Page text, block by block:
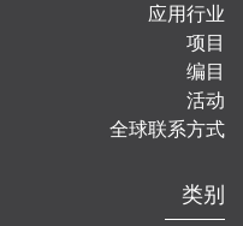
类别
应用行业
项目
编目
活动
全球联系方式